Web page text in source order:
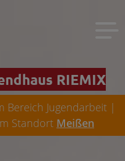
RIEMIX
Bereich Jugendarbeit |
Standort Meißen